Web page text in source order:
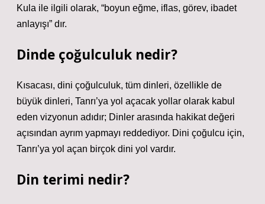
Kula ile ilgili olarak, “boyun eğme, iflas, görev, ibadet
anlayışı” dır.
Dinde çoğulculuk nedir?
Kısacası, dini çoğulculuk, tüm dinleri, özellikle de
büyük dinleri, Tanrı’ya yol açacak yollar olarak kabul
eden vizyonun adıdır; Dinler arasında hakikat değeri
açısından ayrım yapmayı reddediyor. Dini çoğulcu için,
Tanrı’ya yol açan birçok dini yol vardır.
Din terimi nedir?